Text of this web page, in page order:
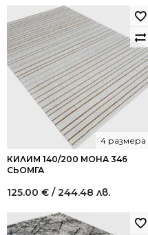
КИЛИМ 140/200 МОНА 346
СЬОМГА
4 размера
125.00 € / 244.48 лв.